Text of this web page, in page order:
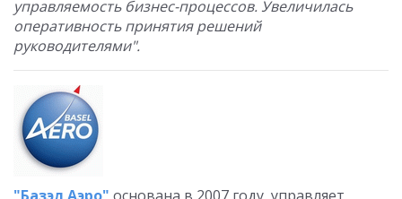
управляемость бизнес-процессов. Увеличилась
оперативность принятия решений
руководителями".